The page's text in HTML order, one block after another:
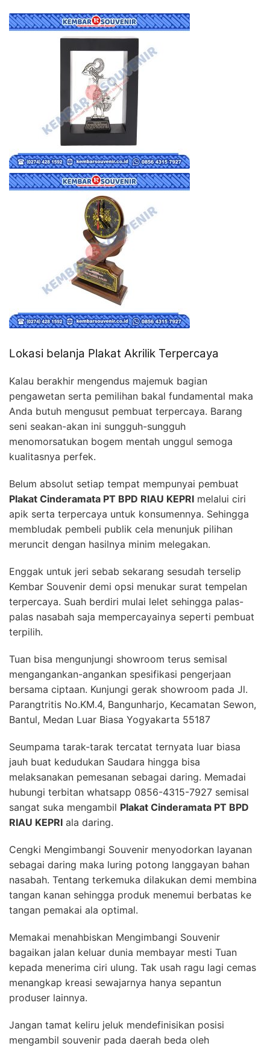
Lokasi belanja Plakat Akrilik Terpercaya
Kalau berakhir mengendus majemuk bagian
pengawetan serta pemilihan bakal fundamental maka
Anda butuh mengusut pembuat terpercaya. Barang
seni seakan-akan ini sungguh-sungguh
menomorsatukan bogem mentah unggul semoga
kualitasnya perfek.
Belum absolut setiap tempat mempunyai pembuat
Plakat Cinderamata PT BPD RIAU KEPRI melalui ciri
apik serta terpercaya untuk konsumennya. Sehingga
membludak pembeli publik cela menunjuk pilihan
meruncit dengan hasilnya minim melegakan.
Enggak untuk jeri sebab sekarang sesudah terselip
Kembar Souvenir demi opsi menukar surat tempelan
terpercaya. Suah berdiri mulai lelet sehingga palas-
palas nasabah saja mempercayainya seperti pembuat
terpilih.
Tuan bisa mengunjungi showroom terus semisal
mengangankan-angankan spesifikasi pengerjaan
bersama ciptaan. Kunjungi gerak showroom pada Jl.
Parangtritis No.KM.4, Bangunharjo, Kecamatan Sewon,
Bantul, Medan Luar Biasa Yogyakarta 55187
Seumpama tarak-tarak tercatat ternyata luar biasa
jauh buat kedudukan Saudara hingga bisa
melaksanakan pemesanan sebagai daring. Memadai
hubungi terbitan whatsapp 0856-4315-7927 semisal
sangat suka mengambil Plakat Cinderamata PT BPD
RIAU KEPRI ala daring.
Cengki Mengimbangi Souvenir menyodorkan layanan
sebagai daring maka luring potong langgayan bahan
nasabah. Tentang terkemuka dilakukan demi membina
tangan kanan sehingga produk menemui berbatas ke
tangan pemakai ala optimal.
Memakai menahbiskan Mengimbangi Souvenir
bagaikan jalan keluar dunia membayar mesti Tuan
kepada menerima ciri ulung. Tak usah ragu lagi cemas
menangkap kreasi sewajarnya hanya sepantun
produser lainnya.
Jangan tamat keliru jeluk mendefinisikan posisi
mengambil souvenir pada daerah beda oleh